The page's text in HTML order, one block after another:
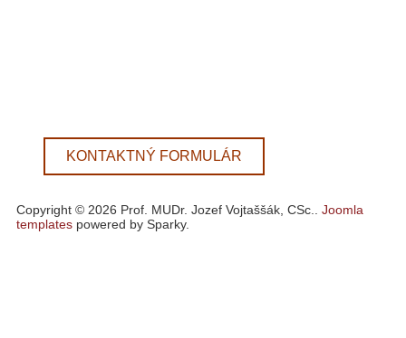
KONTAKTNÝ FORMULÁR
Copyright © 2026 Prof. MUDr. Jozef Vojtaššák, CSc.. Joomla
templates powered by Sparky.